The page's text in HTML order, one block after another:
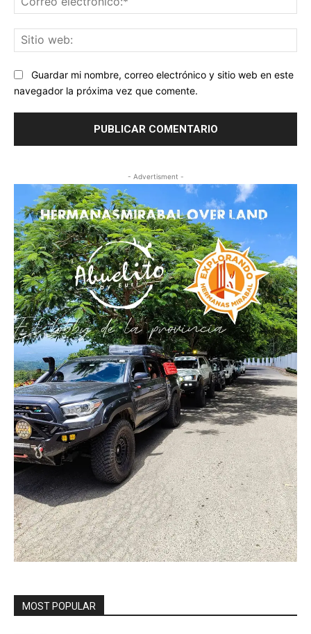
Guardar mi nombre, correo electrónico y sitio web en este
navegador la próxima vez que comente.
- Advertisment -
MOST POPULAR